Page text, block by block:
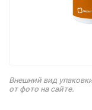
Внешний вид
от фото на сайте.